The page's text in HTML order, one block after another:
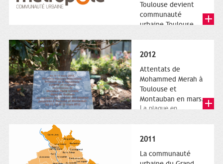
Toulouse devient
communauté
urbaine Toulouse
Métropole,
représentant l'anneau
de Moëbius.
2012
Attentats de
Mohammed Merah à
Toulouse et
Montauban en mars.
La plaque en
Charles-de-Gaulle.
2011
La communauté